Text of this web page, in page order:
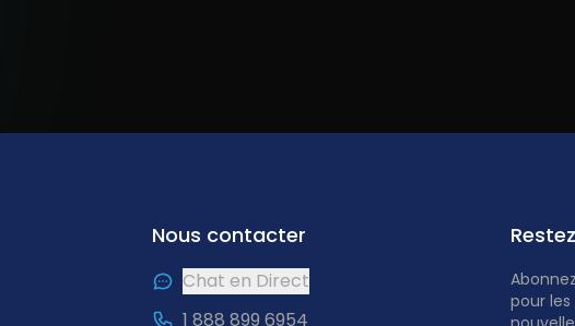
Nous contacter
Chat en Direct
1 888 899 6954
pour